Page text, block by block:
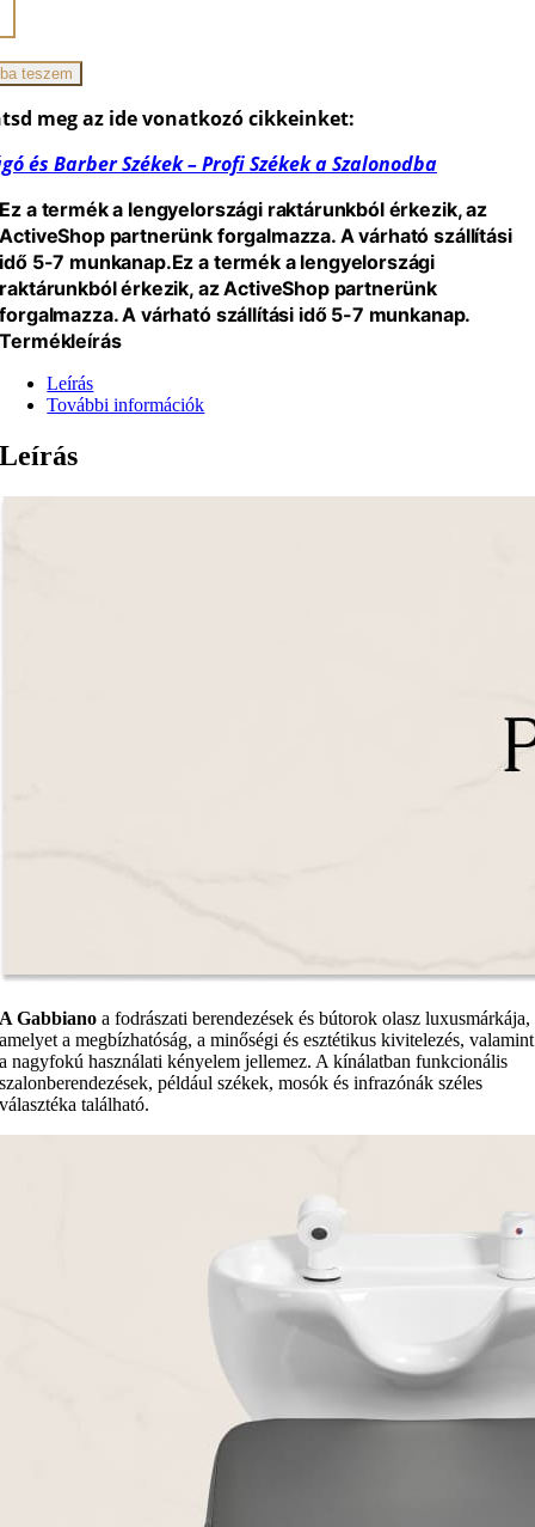
teszem
meg az ide vonatkozó cikkeinket:
és Barber Székek – Profi Székek a Szalonodba
Ez a termék a lengyelországi raktárunkból érkezik, az
ActiveShop partnerünk forgalmazza. A várható szállítási
idő 5-7 munkanap.Ez a termék a lengyelországi
raktárunkból érkezik, az ActiveShop partnerünk
forgalmazza. A várható szállítási idő 5-7 munkanap.
Termékleírás
Leírás
További információk
Leírás
A Gabbiano a fodrászati berendezések és bútorok olasz luxusmárkája,
amelyet a megbízhatóság, a minőségi és esztétikus kivitelezés, valamint
a nagyfokú használati kényelem jellemez. A kínálatban funkcionális
szalonberendezések, például székek, mosók és infrazónák széles
választéka található.